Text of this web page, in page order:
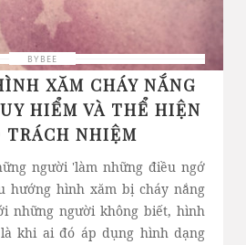
BYBEE
XĂM CHÁY NẮNG
HIỂM VÀ THỂ HIỆN
TRÁCH NHIỆM
người 'làm những điều ngớ
hướng hình xăm bị cháy nắng
những người không biết, hình
khi ai đó áp dụng hình dạng